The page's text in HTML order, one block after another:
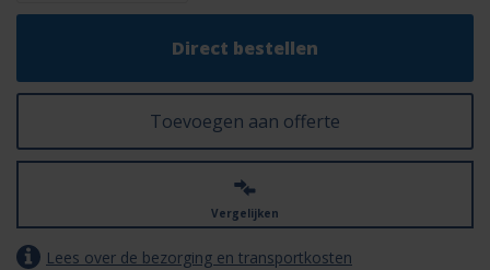
Direct bestellen
Toevoegen aan offerte
Vergelijken
Lees over de bezorging en transportkosten